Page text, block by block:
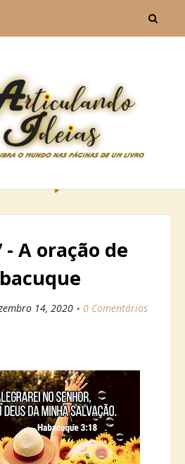
- A oração de
14, 2020 0 Comentários